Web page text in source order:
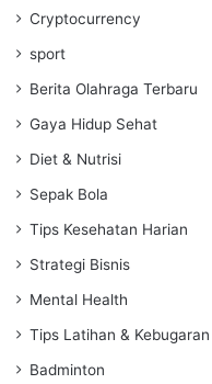
Cryptocurrency
sport
Berita Olahraga Terbaru
Gaya Hidup Sehat
Diet & Nutrisi
Sepak Bola
Tips Kesehatan Harian
Strategi Bisnis
Mental Health
Tips Latihan & Kebugaran
Badminton